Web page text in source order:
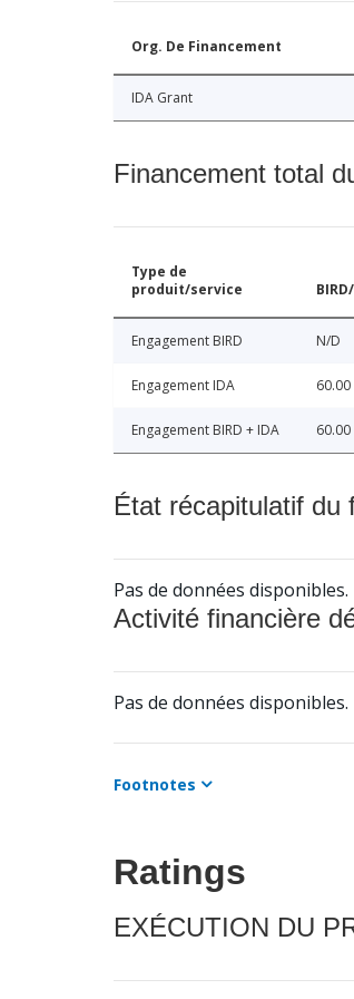
Org. De Financement
IDA Grant
Financement total
Type de
produit/service
Engagement BIRD N/D
Engagement IDA 60.00
Engagement BIRD + IDA 60.00
État récapitulatif du
Pas de données disponibles.
Activité financière
Pas de données disponibles.
Footnotes
Ratings
EXÉCUTION DU